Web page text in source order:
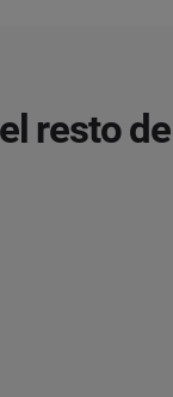
resto